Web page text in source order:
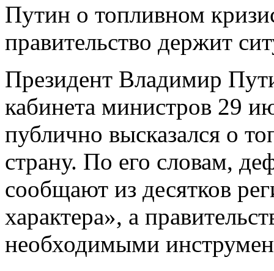
Путин о топливном
правительство держит
Президент Владимир
кабинета министров 29
публично высказался о
страну. По его словам,
сообщают из десятков
характера», а
необходимыми